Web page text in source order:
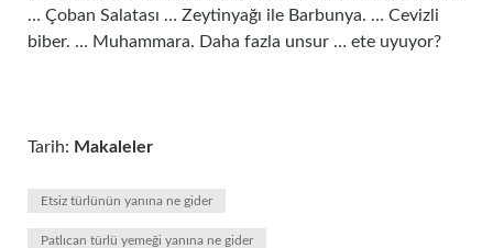
… Çoban Salatası … Zeytinyağı ile Barbunya. … Cevizli
biber. … Muhammara. Daha fazla unsur … ete uyuyor?
Tarih: Makaleler
Etsiz türlünün yanına ne gider
Patlıcan türlü yemeği yanına ne gider